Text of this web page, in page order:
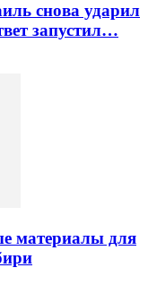
снова ударил
запустил…
материалы для